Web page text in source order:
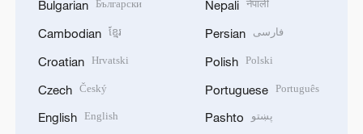
Bulgarian Български
Cambodian ខ្មែរ
Croatian Hrvatski
Czech Český
English English
Nepali नेपाली
Persian فارسی
Polish Polski
Portuguese Português
Pashto پښتو